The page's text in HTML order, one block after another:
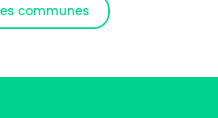
communes